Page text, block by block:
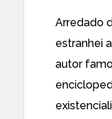
Arredado
estranhei
autor